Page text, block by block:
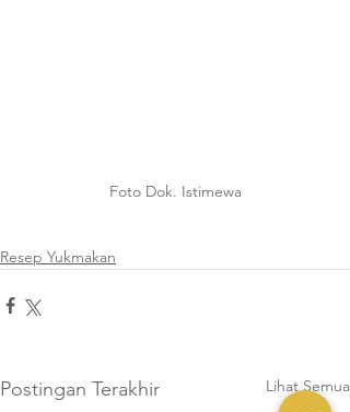
Foto Dok. Istimewa
Resep Yukmakan
Postingan Terakhir Lihat Semua